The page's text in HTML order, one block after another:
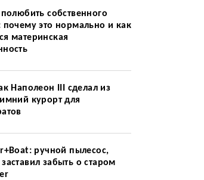
собственного
почему это нормально и как
материнская
Наполеон III сделал из
курорт для
ручной пылесос,
забыть о старом